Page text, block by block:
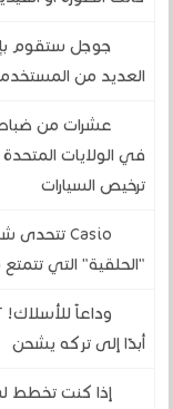
جوجل ستقوم
العديد من
عشرات من
في الولايات
ترخيص السيارات
"الحلقية" التي
أبدًا إلى تركه يشحن
إذا كنت تخطط